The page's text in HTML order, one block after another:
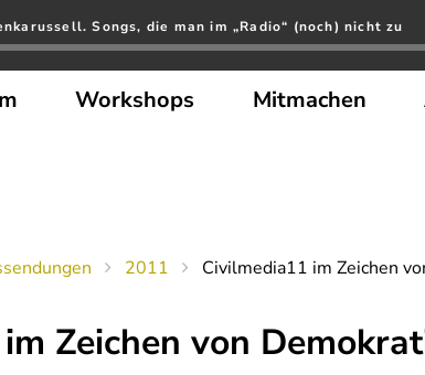
Songs, die man im „Radio“ (noch) nicht zu
Workshops Mitmachen
2011 Civilmedia11 im Zeichen
Zeichen von